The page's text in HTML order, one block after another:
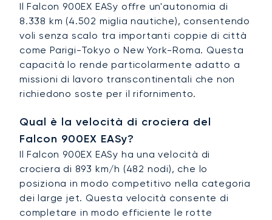
Il Falcon 900EX EASy offre un'autonomia di
8.338 km (4.502 miglia nautiche), consentendo
voli senza scalo tra importanti coppie di città
come Parigi-Tokyo o New York-Roma. Questa
capacità lo rende particolarmente adatto a
missioni di lavoro transcontinentali che non
richiedono soste per il rifornimento.
Qual è la velocità di crociera del
Falcon 900EX EASy?
Il Falcon 900EX EASy ha una velocità di
crociera di 893 km/h (482 nodi), che lo
posiziona in modo competitivo nella categoria
dei large jet. Questa velocità consente di
completare in modo efficiente le rotte